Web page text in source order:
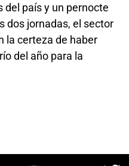
país y un pernocte
dos jornadas, el sector
la certeza de haber
del año para la